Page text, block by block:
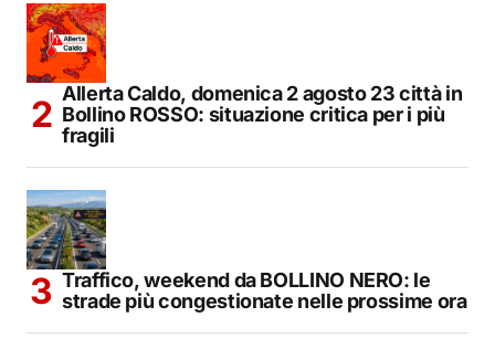
Allerta Caldo, domenica 2 agosto 23 città in
Bollino ROSSO: situazione critica per i più
fragili
Traffico, weekend da BOLLINO NERO: le
strade più congestionate nelle prossime ora